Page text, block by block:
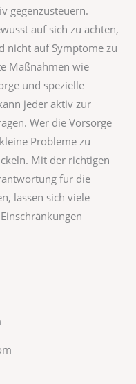
gegenzusteuern.
auf sich zu achten,
nicht auf Symptome zu
Maßnahmen wie
und spezielle
jeder aktiv zur
Wer die Vorsorge
Probleme zu
Mit der richtigen
für die
lassen sich viele